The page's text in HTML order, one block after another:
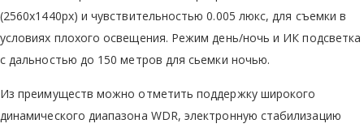
(2560х1440px) и чувствительностью 0.005 люкс, для съемки в
условиях плохого освещения. Режим день/ночь и ИК подсветка
с дальностью до 150 метров для сьемки ночью.
Из преимуществ можно отметить поддержку широкого
динамического диапазона WDR, электронную стабилизацию